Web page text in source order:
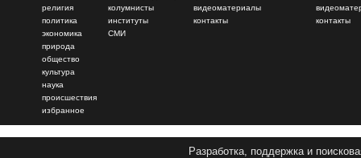
религия
политика
экономика
природа
общество
культура
наука
происшествия
избранное
колумнисты
институты
СМИ
видеоматериалы
контакты
контакты
Разработка, поддержка и